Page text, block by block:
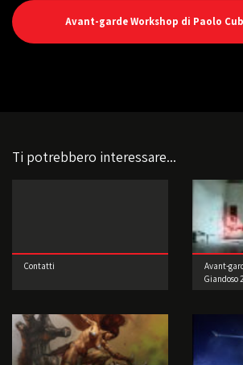
Avant-garde Workshop di Paolo
Ti potrebbero interessare...
Contatti
Avant-
Giandoso